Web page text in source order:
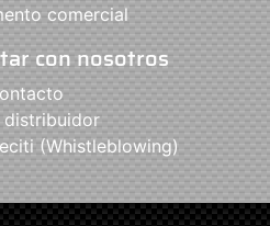
comercial
con nosotros
distribuidor
(Whistleblowing)